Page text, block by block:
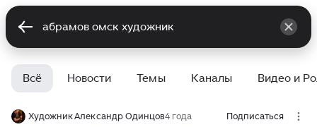
Всё Новости Темы Каналы Видео и
Художник Александр Одинцов4 года Подписаться